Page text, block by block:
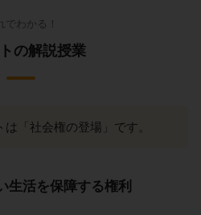
でわかる！
の解説授業
「社会権の登場」です。
生活を保障する権利